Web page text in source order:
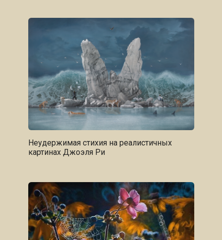
Неудержимая стихия на реалистичных
картинах Джоэля Ри